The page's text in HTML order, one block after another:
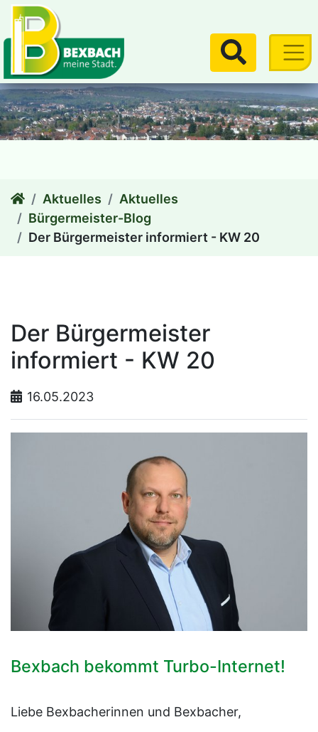
zum Inhalt
Suchen
Aktuelles
Aktuelles
Bürgermeister-Blog
Der Bürgermeister informiert - KW 20
Der Bürgermeister
informiert - KW 20
16.05.2023
Bexbach bekommt Turbo-Internet!
Liebe Bexbacherinnen und Bexbacher,